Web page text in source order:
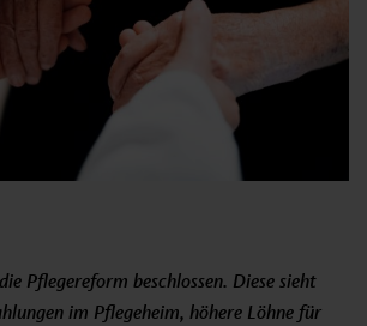
Pflegereform beschlossen. Diese sieht
im Pflegeheim, höhere Löhne für